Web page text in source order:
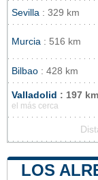
Sevilla : 329 km
Murcia : 516 km
Bilbao : 428 km
Valladolid : 197 km
el más cerca
LOS